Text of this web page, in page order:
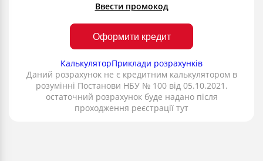
Ввести промокод
Оформити кредит
КалькуляторПриклади розрахунків
Даний розрахунок не є кредитним калькулятором в
розумінні Постанови НБУ № 100 від 05.10.2021.
остаточний розрахунок буде надано після
проходження реєстрації тут